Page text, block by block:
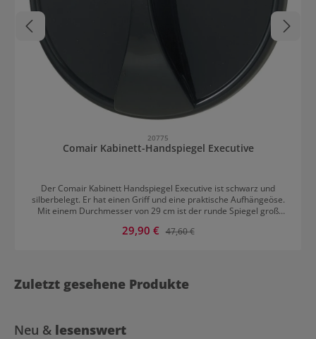
20775
Comair Kabinett-Handspiegel Executive
Der Comair Kabinett Handspiegel Executive ist schwarz und
silberbelegt. Er hat einen Griff und eine praktische Aufhängeöse.
Mit einem Durchmesser von 29 cm ist der runde Spiegel groß
Verkaufspreis:
29,90 € Regulärer Preis:
47,60 €
Zuletzt gesehene Produkte
Neu & lesenswert